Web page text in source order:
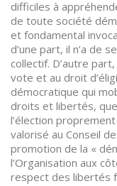
difficiles à
de toute société
et fondamental
d’une part, il n’a de
collectif. D’autre
vote et au droit
démocratique qui
droits et libertés,
l’élection
valorisé au Conseil
promotion de la «
l’Organisation aux
respect des libertés